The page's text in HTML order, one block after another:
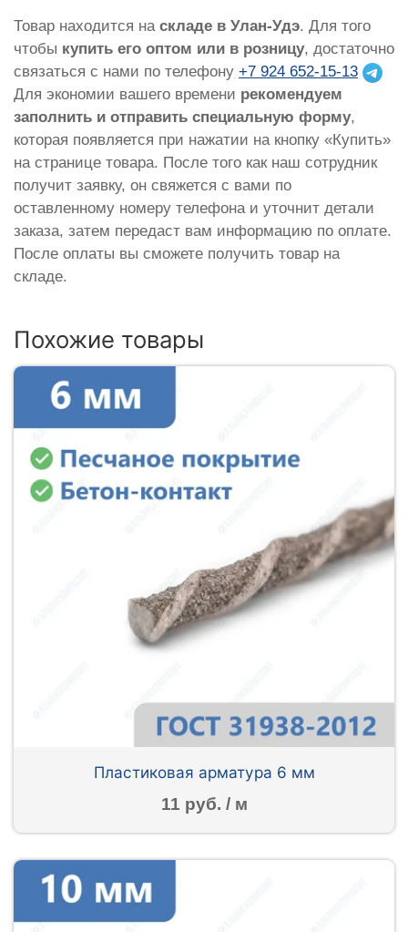
Товар находится на складе в Улан-Удэ. Для того
чтобы купить его оптом или в розницу, достаточно
связаться с нами по телефону +7 924 652-15-13
Для экономии вашего времени рекомендуем
заполнить и отправить специальную форму,
которая появляется при нажатии на кнопку «Купить»
на странице товара. После того как наш сотрудник
получит заявку, он свяжется с вами по
оставленному номеру телефона и уточнит детали
заказа, затем передаст вам информацию по оплате.
После оплаты вы сможете получить товар на
складе.
Похожие товары
Пластиковая арматура 6 мм
11 руб. / м